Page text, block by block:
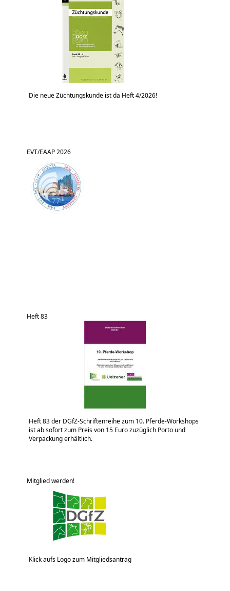
Die neue Züchtungskunde ist da Heft 4/2026!
EVT/EAAP 2026
Heft 83
Heft 83 der DGfZ-Schriftenreihe zum 10. Pferde-Workshops
ist ab sofort zum Preis von 15 Euro zuzüglich Porto und
Verpackung erhältlich.
Mitglied werden!
Klick aufs Logo zum Mitgliedsantrag